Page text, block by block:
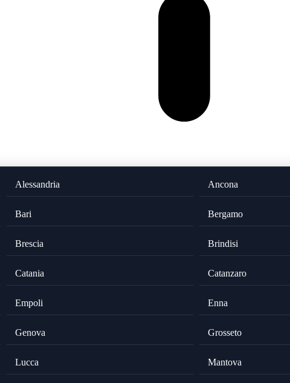
Alessandria Ancona
Bari Bergamo
Brescia Brindisi
Catania Catanzaro
Empoli Enna
Genova Grosseto
Lucca Mantova